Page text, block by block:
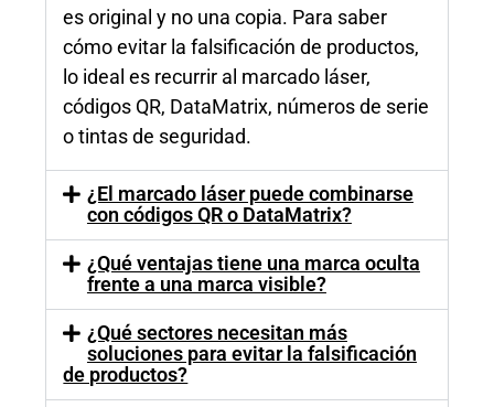
es original y no una copia. Para saber
cómo evitar la falsificación de productos,
lo ideal es recurrir al marcado láser,
códigos QR, DataMatrix, números de serie
o tintas de seguridad.
¿El marcado láser puede combinarse
con códigos QR o DataMatrix?
¿Qué ventajas tiene una marca oculta
frente a una marca visible?
¿Qué sectores necesitan más
soluciones para evitar la falsificación
de productos?